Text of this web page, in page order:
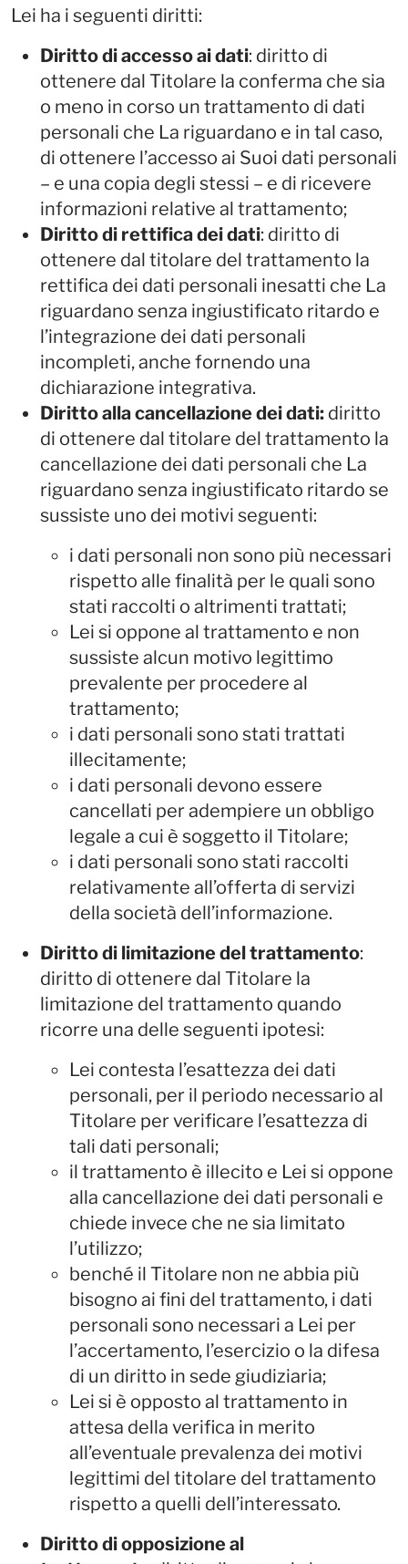
Lei ha i seguenti diritti:
Diritto di accesso ai dati: diritto di
ottenere dal Titolare la conferma che sia
o meno in corso un trattamento di dati
personali che La riguardano e in tal caso,
di ottenere l’accesso ai Suoi dati personali
– e una copia degli stessi – e di ricevere
informazioni relative al trattamento;
Diritto di rettifica dei dati: diritto di
ottenere dal titolare del trattamento la
rettifica dei dati personali inesatti che La
riguardano senza ingiustificato ritardo e
l’integrazione dei dati personali
incompleti, anche fornendo una
dichiarazione integrativa.
Diritto alla cancellazione dei dati: diritto
di ottenere dal titolare del trattamento la
cancellazione dei dati personali che La
riguardano senza ingiustificato ritardo se
sussiste uno dei motivi seguenti:
i dati personali non sono più necessari
rispetto alle finalità per le quali sono
stati raccolti o altrimenti trattati;
Lei si oppone al trattamento e non
sussiste alcun motivo legittimo
prevalente per procedere al
trattamento;
i dati personali sono stati trattati
illecitamente;
i dati personali devono essere
cancellati per adempiere un obbligo
legale a cui è soggetto il Titolare;
i dati personali sono stati raccolti
relativamente all’offerta di servizi
della società dell’informazione.
Diritto di limitazione del trattamento:
diritto di ottenere dal Titolare la
limitazione del trattamento quando
ricorre una delle seguenti ipotesi:
Lei contesta l’esattezza dei dati
personali, per il periodo necessario al
Titolare per verificare l’esattezza di
tali dati personali;
il trattamento è illecito e Lei si oppone
alla cancellazione dei dati personali e
chiede invece che ne sia limitato
l’utilizzo;
benché il Titolare non ne abbia più
bisogno ai fini del trattamento, i dati
personali sono necessari a Lei per
l’accertamento, l’esercizio o la difesa
di un diritto in sede giudiziaria;
Lei si è opposto al trattamento in
attesa della verifica in merito
all’eventuale prevalenza dei motivi
legittimi del titolare del trattamento
rispetto a quelli dell’interessato.
Diritto di opposizione al